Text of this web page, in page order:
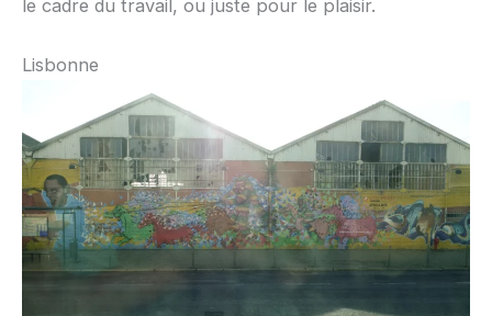
le cadre du travail, ou juste pour le plaisir.
Lisbonne